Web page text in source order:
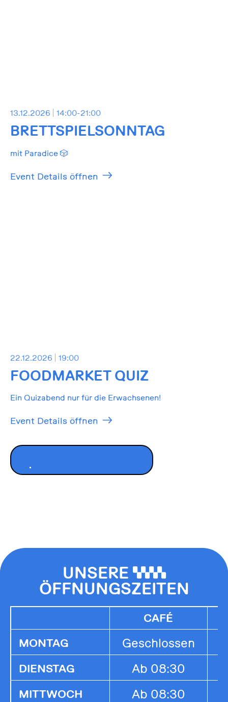
13.12.2026 14:00-21:00
BRETTSPIELSONNTAG
mit Paradice 🎲
Event Details öffnen
22.12.2026 19:00
FOODMARKET QUIZ
Ein Quizabend nur für die Erwachsenen!
Event Details öffnen
UNSERE 0000
ÖFFNUNGSZEITEN
CAFÉ
MONTAG Geschlossen
DIENSTAG Ab 08:30
MITTWOCH Ab 08:30